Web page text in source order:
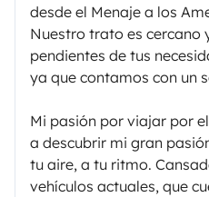
desde el Menaje a los
Nuestro trato es cercano
pendientes de tus
ya que contamos con un
Mi pasión por viajar por
a descubrir mi gran
tu aire, a tu ritmo.
vehículos actuales, que